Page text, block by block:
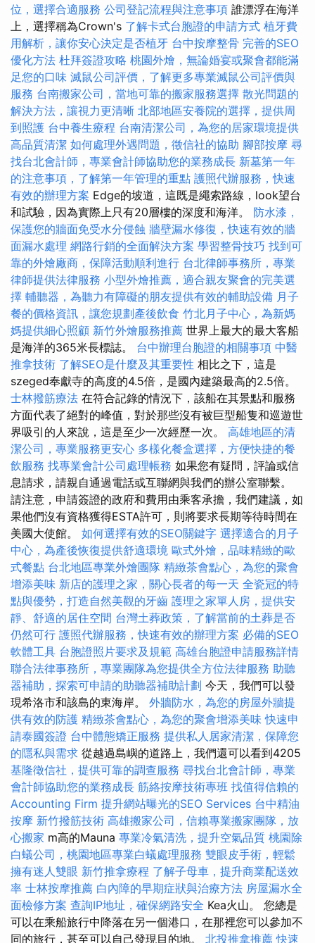
位，選擇合適服務 公司登記流程與注意事項 誰漂浮在海洋
上，選擇稱為Crown's 了解卡式台胞證的申請方式 植牙費
用解析，讓你安心決定是否植牙 台中按摩整骨 完善的SEO
優化方法 杜拜簽證攻略 桃園外燴，無論婚宴或聚會都能滿
足您的口味 滅鼠公司評價，了解更多專業滅鼠公司評價與
服務 台南搬家公司，當地可靠的搬家服務選擇 散光問題的
解決方法，讓視力更清晰 北部地區安養院的選擇，提供周
到照護 台中養生療程 台南清潔公司，為您的居家環境提供
高品質清潔 如何處理外遇問題，徵信社的協助 腳部按摩 尋
找台北會計師，專業會計師協助您的業務成長 新墓第一年
的注意事項，了解第一年管理的重點 護照代辦服務，快速
有效的辦理方案 Edge的坡道，這既是繩索路線，look望台
和試驗，因為實際上只有20層樓的深度和海洋。 防水漆，
保護您的牆面免受水分侵蝕 牆壁漏水修復，快速有效的牆
面漏水處理 網路行銷的全面解決方案 學習整骨技巧 找到可
靠的外燴廠商，保障活動順利進行 台北律師事務所，專業
律師提供法律服務 小型外燴推薦，適合親友聚會的完美選
擇 輔聽器，為聽力有障礙的朋友提供有效的輔助設備 月子
餐的價格資訊，讓您規劃產後飲食 竹北月子中心，為新媽
媽提供細心照顧 新竹外燴服務推薦 世界上最大的最大客船
是海洋的365米長標誌。 台中辦理台胞證的相關事項 中醫
推拿技術 了解SEO是什麼及其重要性 相比之下，這是
szeged奉獻寺的高度的4.5倍，是國內建築最高的2.5倍。
士林撥筋療法 在符合記錄的情況下，該船在其景點和服務
方面代表了絕對的峰值，對於那些沒有被巨型船隻和巡遊世
界吸引的人來說，這是至少一次經歷一次。 高雄地區的清
潔公司，專業服務更安心 多樣化餐盒選擇，方便快捷的餐
飲服務 找專業會計公司處理帳務 如果您有疑問，評論或信
息請求，請親自通過電話或互聯網與我們的辦公室聯繫。
請注意，申請簽證的政府和費用由乘客承擔，我們建議，如
果他們沒有資格獲得ESTA許可，則將要求長期等待時間在
美國大使館。 如何選擇有效的SEO關鍵字 選擇適合的月子
中心，為產後恢復提供舒適環境 歐式外燴，品味精緻的歐
式餐點 台北地區專業外燴團隊 精緻茶會點心，為您的聚會
增添美味 新店的護理之家，關心長者的每一天 全瓷冠的特
點與優勢，打造自然美觀的牙齒 護理之家單人房，提供安
靜、舒適的居住空間 台灣土葬政策，了解當前的土葬是否
仍然可行 護照代辦服務，快速有效的辦理方案 必備的SEO
軟體工具 台胞證照片要求及規範 高雄台胞證申請服務詳情
聯合法律事務所，專業團隊為您提供全方位法律服務 助聽
器補助，探索可申請的助聽器補助計劃 今天，我們可以發
現希洛市和該島的東海岸。 外牆防水，為您的房屋外牆提
供有效的防護 精緻茶會點心，為您的聚會增添美味 快速申
請泰國簽證 台中體態矯正服務 提供私人居家清潔，保障您
的隱私與需求 從越過島嶼的道路上，我們還可以看到4205
基隆徵信社，提供可靠的調查服務 尋找台北會計師，專業
會計師協助您的業務成長 筋絡按摩技術專班 找值得信賴的
Accounting Firm 提升網站曝光的SEO Services 台中精油
按摩 新竹撥筋技術 高雄搬家公司，信賴專業搬家團隊，放
心搬家 m高的Mauna 專業冷氣清洗，提升空氣品質 桃園除
白蟻公司，桃園地區專業白蟻處理服務 雙眼皮手術，輕鬆
擁有迷人雙眼 新竹推拿療程 了解子母車，提升商業配送效
率 士林按摩推薦 白內障的早期症狀與治療方法 房屋漏水全
面檢修方案 查詢IP地址，確保網路安全 Kea火山。 您總是
可以在乘船旅行中降落在另一個港口，在那裡您可以參加不
同的旅行，甚至可以自己發現目的地。 北投推拿推薦 快速